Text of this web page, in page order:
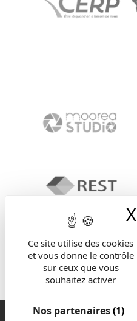
Ce site utilise des cookies
et vous donne le contrôle
sur ceux que vous
souhaitez activer
Nos partenaires(1)
X